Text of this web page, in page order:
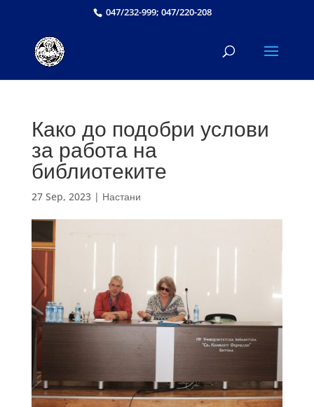
047/232-999; 047/220-208
Како до подобри услови
за работа на
библиотеките
27 Sep, 2023| Настани